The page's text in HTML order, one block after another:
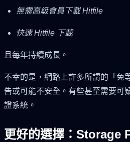
無需高級會員下載 Hitfile
快速 Hitfile 下載
且每年持續成長。
不幸的是，網路上許多所謂的「免
告或可能不安全。有些甚至需要可
證系統。
更好的選擇：Storage